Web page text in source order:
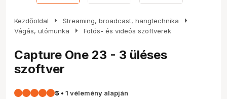
Kezdőoldal arrow_right Streaming, broadcast, hangtechnika arrow_right
Vágás, utómunka arrow_right Fotós- és videós szoftverek
Capture One 23 - 3 üléses
szoftver
5 • 1 vélemény alapján